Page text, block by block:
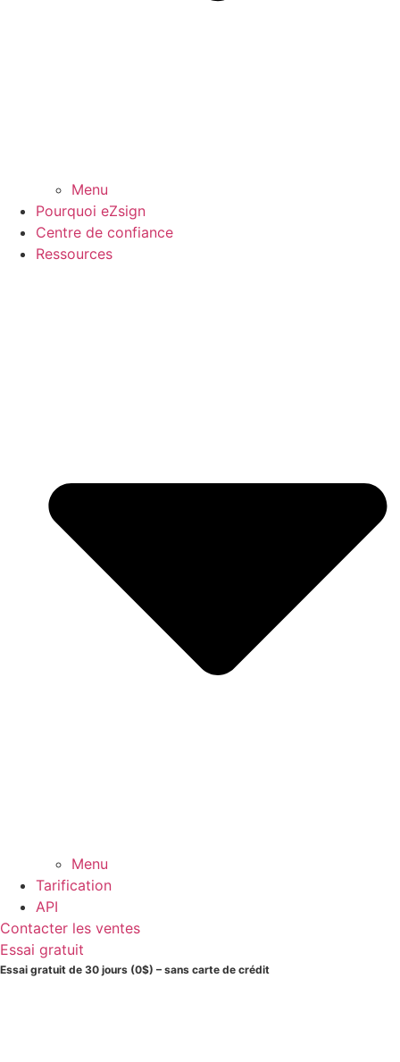
Menu
Pourquoi eZsign
Centre de confiance
Ressources
Menu
Tarification
API
Contacter les ventes
Essai gratuit
Essai gratuit de 30 jours (0$) – sans carte de crédit